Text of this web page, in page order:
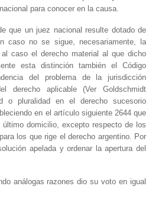
para conocer en la causa.
que un juez nacional resulte dotado de
caso no se sigue, necesariamente, la
caso el derecho material al que dicho
esta distinción también el Código
del problema de la jurisdicción
derecho aplicable (Ver Goldschmidt
o pluralidad en el derecho sucesorio
en el artículo siguiente 2644 que
domicilio, excepto respecto de los
los que rige el derecho argentino. Por
apelada y ordenar la apertura del
análogas razones dio su voto en igual